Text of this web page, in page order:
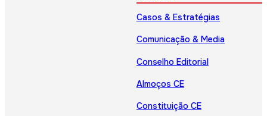
Casos & Estratégias
Comunicação & Media
Conselho Editorial
Almoços CE
Constituição CE